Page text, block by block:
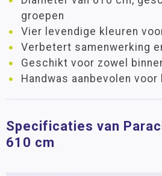
groepen
Vier levendige kleuren
Verbetert samenwerking
Geschikt voor zowel
Handwas aanbevolen
Specificaties van
610 cm